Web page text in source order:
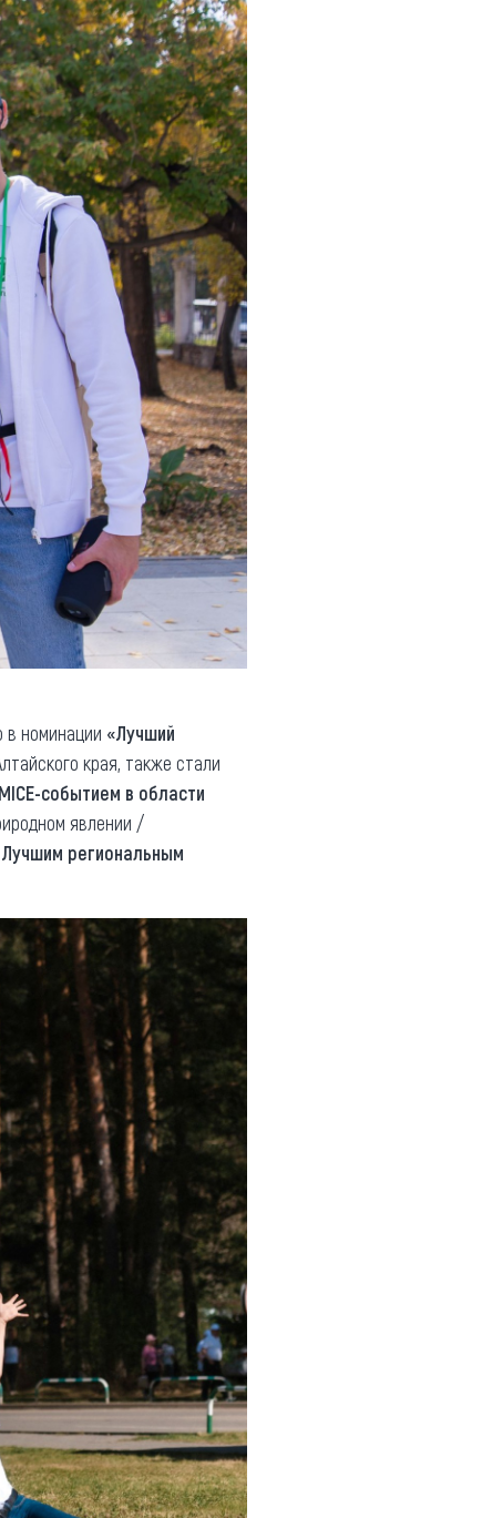
в номинации «Лучший
края, также стали
событием в области
явлении /
Лучшим региональным